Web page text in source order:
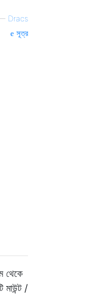
Dracs
সূত্র
থেকে
মাউন্ট /